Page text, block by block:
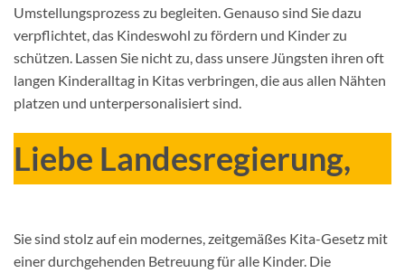
Umstellungsprozess zu begleiten. Genauso sind Sie dazu
verpflichtet, das Kindeswohl zu fördern und Kinder zu
schützen. Lassen Sie nicht zu, dass unsere Jüngsten ihren oft
langen Kinderalltag in Kitas verbringen, die aus allen Nähten
platzen und unterpersonalisiert sind.
Liebe Landesregierung,
Sie sind stolz auf ein modernes, zeitgemäßes Kita-Gesetz mit
einer durchgehenden Betreuung für alle Kinder. Die